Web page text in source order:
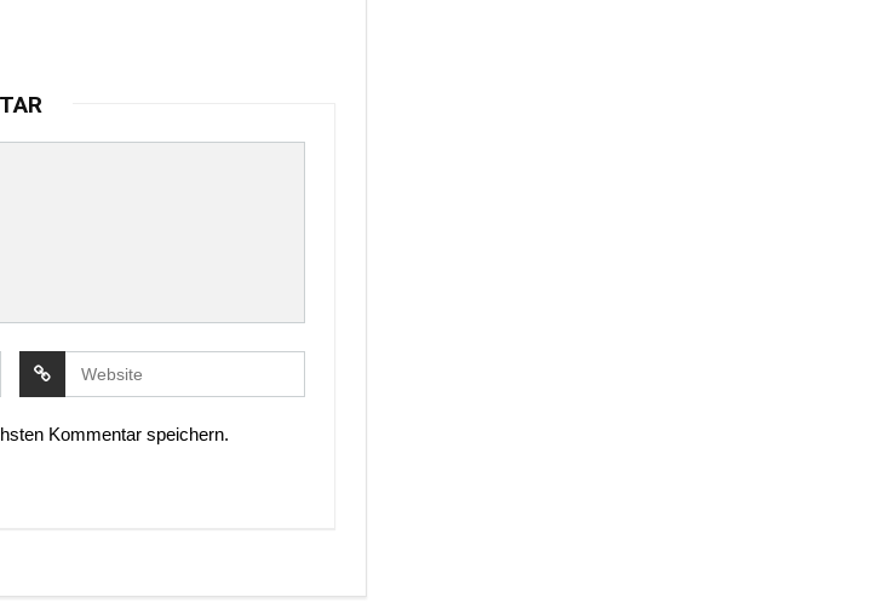
Kommentar speichern.